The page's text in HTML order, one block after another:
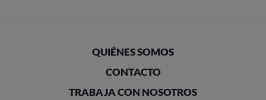
QUIÉNES SOMOS
CONTACTO
TRABAJA CON NOSOTROS